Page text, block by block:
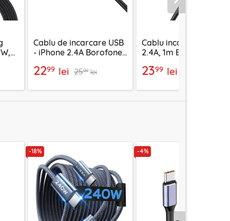
Cablu de incarcare USB
- iPhone 2.4A Borofone
2299 lei 2599 lei
Cablu incarcare
2.4A, 1m Borofone
2399 lei
-18% -4%